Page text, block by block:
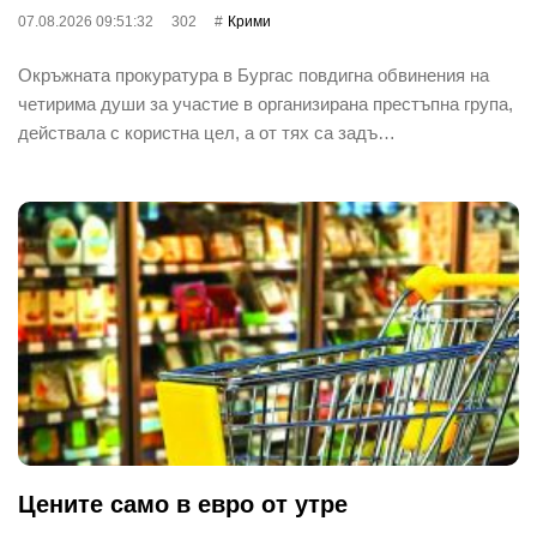
07.08.2026 09:51:32 302 Крими
Окръжната прокуратура в Бургас повдигна обвинения на
четирима души за участие в организирана престъпна група,
действала с користна цел, а от тях са задъ…
Цените само в евро от утре